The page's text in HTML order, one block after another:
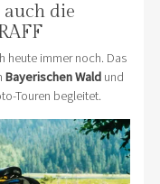
auch die
heute immer noch. Das
Bayerischen Waldund
Touren begleitet.